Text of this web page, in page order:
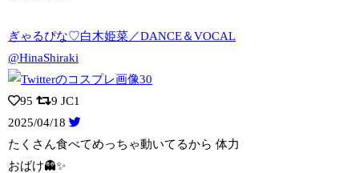
ぎゃるぴな♡白木姫菜／DANCE＆VOCAL
@HinaShiraki
95 9 JC1
2025/04/18
たくさん食べてめっちゃ動いてるから 体力
おばけ👻✨️